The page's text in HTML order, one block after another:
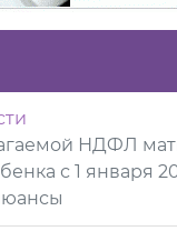
НДФЛ
с 1 января